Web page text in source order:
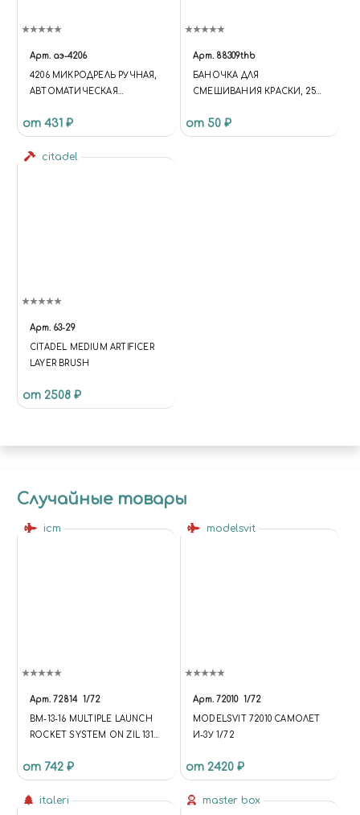
Арт. аэ-4206
4206 МИКРОДРЕЛЬ РУЧНАЯ,
АВТОМАТИЧЕСКАЯ
ПОСТУПАТЕЛЬНЫЙ
МЕХАНИЗМ)
от 431 ₽
Арт. 88309thb
БАНОЧКА ДЛЯ
СМЕШИВАНИЯ КРАСКИ, 25
от 50 ₽
citadel
Арт. 63-29
CITADEL MEDIUM ARTIFICER
LAYER BRUSH
от 2508 ₽
Случайные товары
icm
Арт. 72814 1/72
BM-13-16 MULTIPLE LAUNCH
ROCKET SYSTEM ON ZIL 131
УСТАНОВКА ЗАЛПОВОГО
ОГНЯ НА ШАССИ ЗИЛ 131)
от 742 ₽
modelsvit
Арт. 72010 1/72
MODELSVIT 72010 САМОЛЕТ
И-3У 1/72
от 2420 ₽
italeri master box